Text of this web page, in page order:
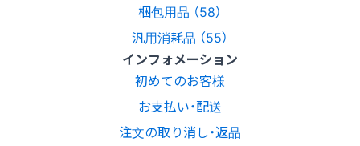
梱包用品 （58）
汎用消耗品 （55）
インフォメーション
初めてのお客様
お支払い・配送
注文の取り消し・返品